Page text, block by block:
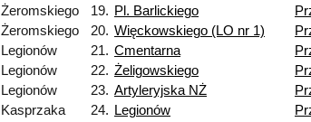
Żeromskiego
19. Pl. Barlickiego
Żeromskiego
20. Więckowskiego (LO nr 1)
Legionów
21. Cmentarna
Legionów
22. Żeligowskiego
Legionów
23. Artyleryjska NŻ
Kasprzaka
24. Legionów